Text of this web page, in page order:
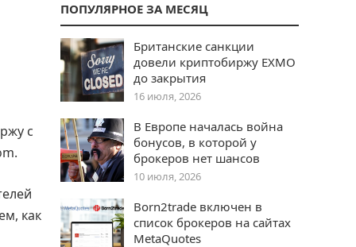
с
как
ПОПУЛЯРНОЕ ЗА МЕСЯЦ
Британские санкции
довели криптобиржу EXMO
до закрытия
16 июля, 2026
В Европе началась война
бонусов, в которой у
брокеров нет шансов
10 июля, 2026
Born2trade включен в
список брокеров на сайтах
MetaQuotes